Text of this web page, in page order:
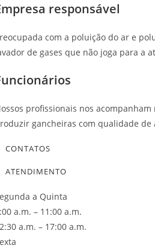
responsável
com a poluição do ar e
de gases que não joga para a
profissionais nos
gancheiras com qualidade
CONTATOS
ATENDIMENTO
a Quinta
a.m. – 11:00 a.m.
a.m. – 17:00 a.m.